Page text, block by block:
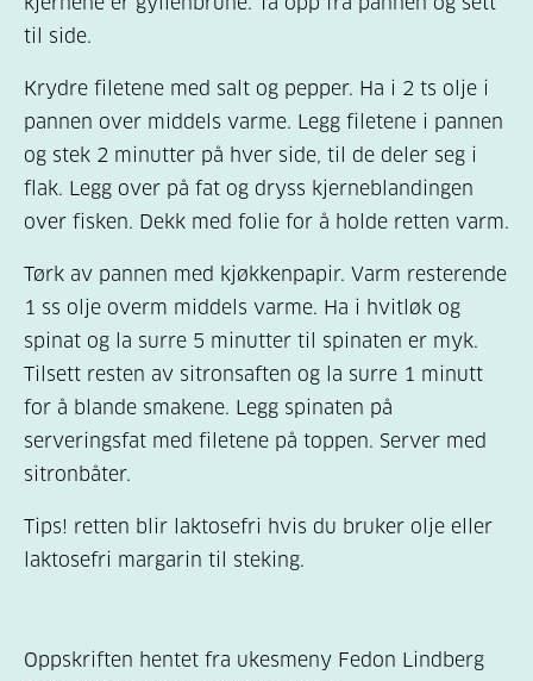
til side.
Krydre filetene med salt og pepper. Ha i 2 ts olje i
pannen over middels varme. Legg filetene i pannen
og stek 2 minutter på hver side, til de deler seg i
flak. Legg over på fat og dryss kjerneblandingen
over fisken. Dekk med folie for å holde retten varm.
Tørk av pannen med kjøkkenpapir. Varm resterende
1 ss olje overm middels varme. Ha i hvitløk og
spinat og la surre 5 minutter til spinaten er myk.
Tilsett resten av sitronsaften og la surre 1 minutt
for å blande smakene. Legg spinaten på
serveringsfat med filetene på toppen. Server med
sitronbåter.
Tips! retten blir laktosefri hvis du bruker olje eller
laktosefri margarin til steking.
Oppskriften hentet fra ukesmeny Fedon Lindberg